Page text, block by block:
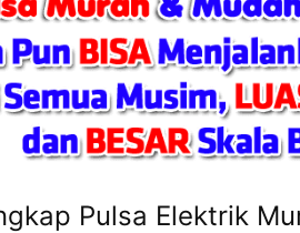
Pulsa Elektrik